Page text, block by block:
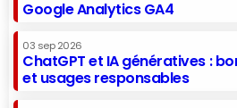
Google Analytics GA4
03 sep 2026
ChatGPT et IA génératives :
et usages responsables